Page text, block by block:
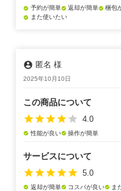
check_circle 予約が簡単check_circle 返却が簡単check_circle 梱包
check_circle また使いたい
account_circle 匿名 様
2025年10月10日
この商品について
star star star star star 4.0
check_circle 性能が良いcheck_circle 操作が簡単
サービスについて
star star star star star 5.0
check_circle 返却が簡単check_circle コスパが良いcheck_circle ま